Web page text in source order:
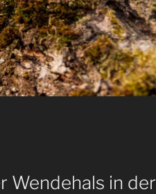
Wendehals in der